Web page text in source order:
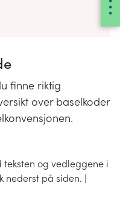
finne riktig
over baselkoder
teksten og vedleggene i
nederst på siden. |